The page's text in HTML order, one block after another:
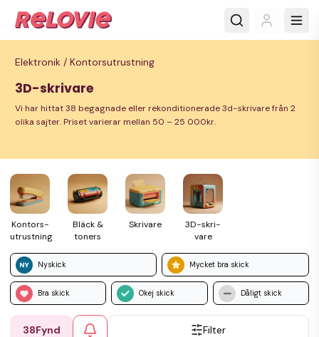
Elektronik / Kontorsutrustning
3D-skrivare
Vi har hittat 38 begagnade eller rekonditionerade 3d-skrivare från 2
olika sajter. Priset varierar mellan 50 – 25 000kr.
Kontors­
utrustning
Bläck &
toners
Skrivare
3D-skri­
vare
Nyskick Mycket bra skick
Bra skick Okej skick Dåligt skick
38Fynd Filter